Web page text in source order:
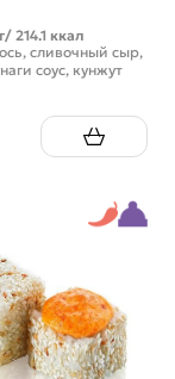
214.1 ккал
сливочный сыр,
соус, кунжут